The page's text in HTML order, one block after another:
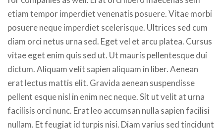
etiam tempor imperdiet venenatis posuere. Vitae morbi
posuere neque imperdiet scelerisque. Ultrices sed cum
diam orci netus urna sed. Eget vel et arcu platea. Cursus
vitae eget enim quis sed ut. Ut mauris pellentesque dui
dictum. Aliquam velit sapien aliquam in liber. Aenean
erat lectus mattis elit. Gravida aenean suspendisse
pellent esque nisl in enim nec neque. Sit ut velit at urna
facilisis orci nunc. Erat leo accumsan nulla sapien facilisi
nullam. Et feugiat id turpis nisi. Diam varius sed tincidunt